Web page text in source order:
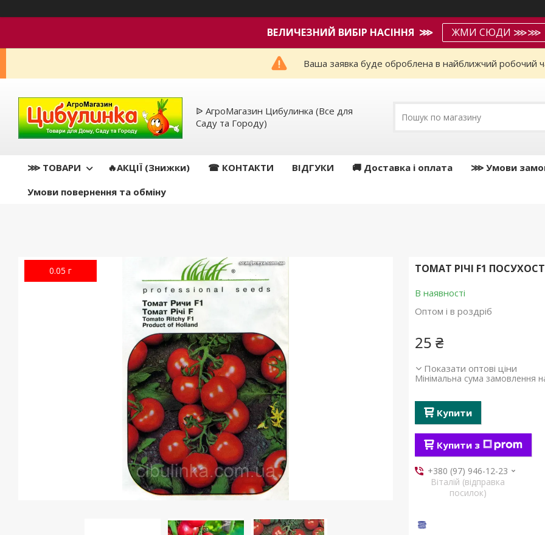
ВЕЛИЧЕЗНИЙ ВИБІР НАСІННЯ ⋙ ЖМИ СЮДИ ⋙⋙
Ваша заявка буде оброблена в найближчий робочий
ᐉ АгроМагазин Цибулинка (Все для
Саду та Городу)
⋙ ТОВАРИ 🔥АКЦІЇ (Знижки) ☎ КОНТАКТИ ВІДГУКИ 🚚 Доставка і оплата ⋙ Умови
Умови повернення та обміну
0.05 г ТОМАТ РIЧI F1
В наявності
Оптом і в роздріб
25 ₴
Показати оптові ціни
Мінімальна сума замовлення
Купити
Купити з
+380 (97) 946-12-23
Віталій (відправка
посилок)